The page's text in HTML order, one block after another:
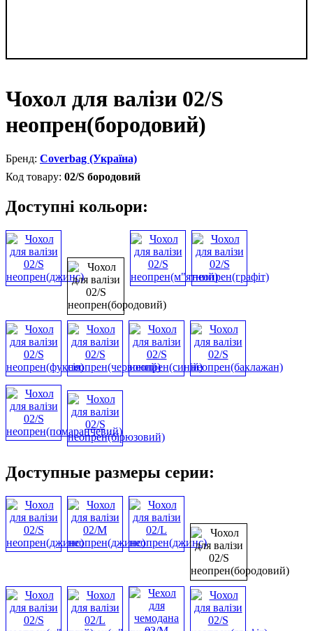
Чохол для валізи 02/S
неопрен(бородовий)
Coverbag (Україна)
02/S бородовий
Доступні кольори:
Доступные размеры серии: